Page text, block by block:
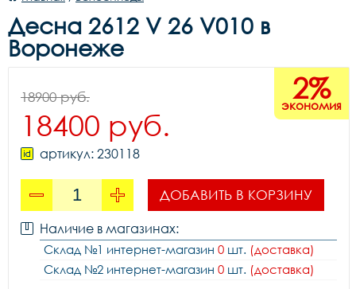
Десна 2612 V 26 V010 в
Воронеже
2%
экономия
18900 руб.
18400 руб.
артикул: 230118
ДОБАВИТЬ В КОРЗИНУ
Наличие в магазинах:
Склад №1 интернет-магазин 0 шт. (доставка)
Склад №2 интернет-магазин 0 шт. (доставка)